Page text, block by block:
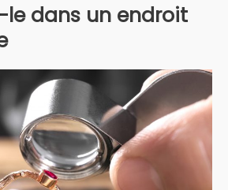
le dans un endroit